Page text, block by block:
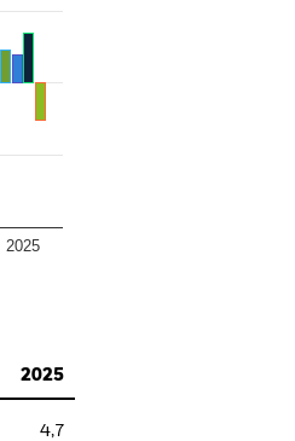
2025
2025
4,7